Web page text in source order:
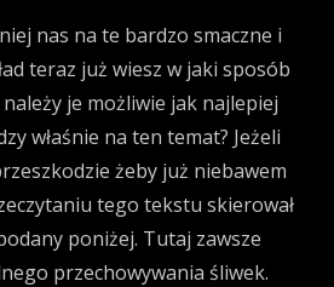
nas na te bardzo smaczne i
teraz już wiesz w jaki sposób
je możliwie jak najlepiej
właśnie na ten temat? Jeżeli
żeby już niebawem
tego tekstu skierował
poniżej. Tutaj zawsze
przechowywania śliwek.